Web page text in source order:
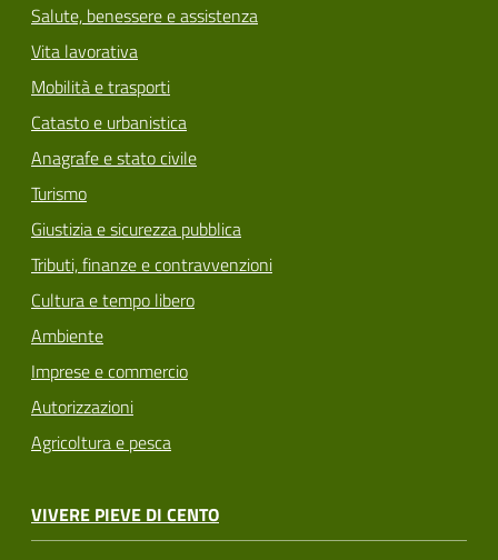
Salute, benessere e assistenza
Vita lavorativa
Mobilità e trasporti
Catasto e urbanistica
Anagrafe e stato civile
Turismo
Giustizia e sicurezza pubblica
Tributi, finanze e contravvenzioni
Cultura e tempo libero
Ambiente
Imprese e commercio
Autorizzazioni
Agricoltura e pesca
VIVERE PIEVE DI CENTO